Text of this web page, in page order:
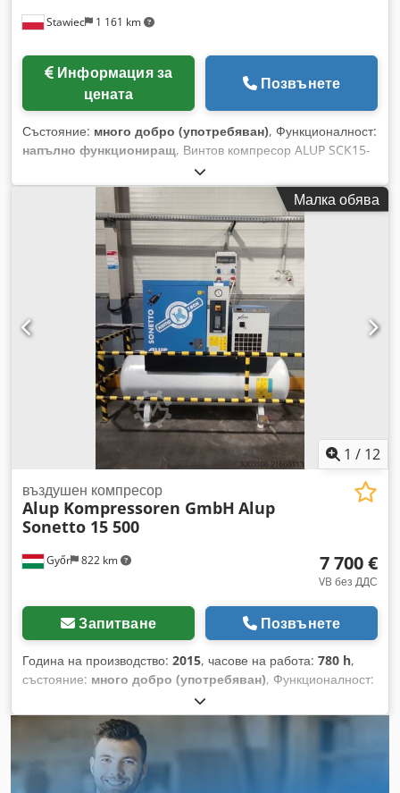
Stawiec 1 161 km
Информация за
цената
Позвънете
Състояние: много добро (употребяван), Функционалност:
напълно функциониращ, Винтов компресор ALUP SCK15-
10 Технически данни: Csdjzmw A Hjpfx Apboha дебит: 1510
м³/мин; мощност на двигателя: 11 kW; максимално
налягане: 10 бара; наработени часове: 12437 часа;
компресорът е в напълно изправно състояние; нетна цена:
5200 злоти; брутна цена: 6396 злоти. По-долу е
представено видео.
Малка обява
1 / 12
Győr 822 km
въздушен компресор
Alup Kompressoren GmbH Alup
Sonetto 15 500
7 700 €
VB без ДДС
Запитване Позвънете
Година на производство: 2015, часове на работа: 780 h,
състояние: много добро (употребяван), Функционалност:
, номер на машина/превозно
средство:sn:CAI858663, ALUP Sonetto 15 500 винтов
компресор за продажба – Надежден индустриален агрегат -
ОБЩО РАБОТНО ВРЕМЕ: 780 ЧАСА!!! Продава се винтов
компресор ALUP Sonetto 15 500 в добро работно